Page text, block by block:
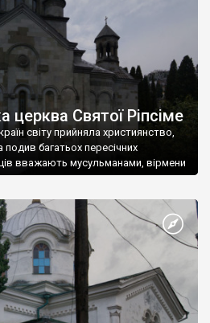
церква Святої Ріпсіме
світу прийняла християнство,
подив багатьох пересічних
вважають мусульманами, вірмени